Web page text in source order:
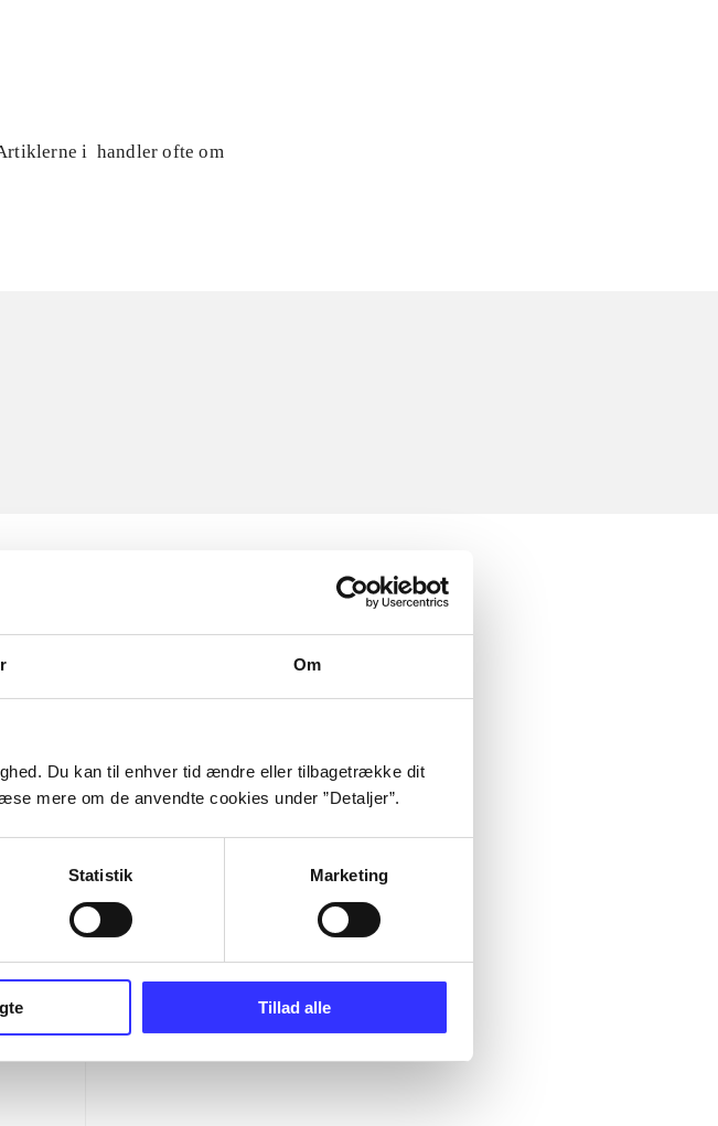
Om
Du kan til enhver tid ændre eller tilbagetrække dit
mere om de anvendte cookies under ”Detaljer”.
Statistik Marketing
Tillad alle
i handler ofte om